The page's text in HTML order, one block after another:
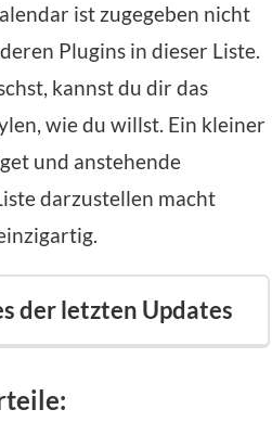
ist zugegeben nicht
Plugins in dieser Liste.
kannst du dir das
wie du willst. Ein kleiner
und anstehende
darzustellen macht
der letzten Updates